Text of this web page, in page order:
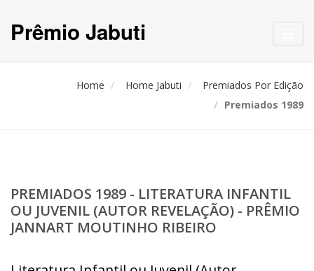
Prêmio Jabuti
Home Home Jabuti
Premiados Por Edição
Premiados 1989
PREMIADOS 1989 - LITERATURA INFANTIL
OU JUVENIL (AUTOR REVELAÇÃO) - PRÊMIO
JANNART MOUTINHO RIBEIRO